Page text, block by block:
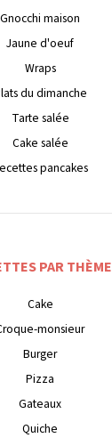
Gnocchi maison
Jaune d'oeuf
Wraps
du dimanche
Tarte salée
Cake salée
pancakes
PAR THÈME
Cake
monsieur
Burger
Pizza
Gateaux
Quiche